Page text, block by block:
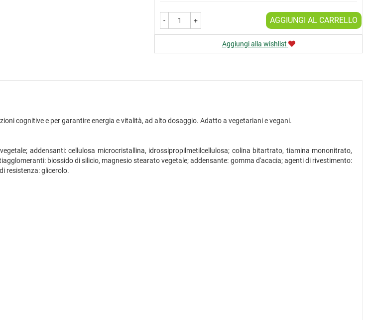
- + AGGIUNGI AL CARRELLO
Aggiungi alla wishlist
cognitive e per garantire energia e vitalità, ad alto dosaggio. Adatto a vegetariani e vegani.
addensanti: cellulosa microcristallina, idrossipropilmetilcellulosa; colina bitartrato, tiamina mononitrato,
biossido di silicio, magnesio stearato vegetale; addensante: gomma d'acacia; agenti di rivestimento:
resistenza: glicerolo.